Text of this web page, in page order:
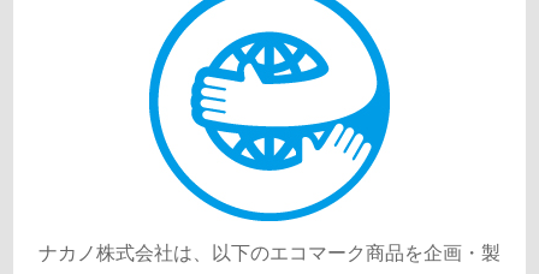
ナカノ株式会社は、以下のエコマーク商品を企画・製